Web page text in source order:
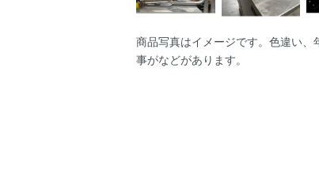
商品写真はイメージです。色違い
事がなどがあります。